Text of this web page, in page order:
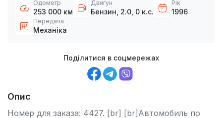
Одометр
253 000 км
Двигун
Бензин, 2.0, 0 к.с.
Рік
1996
Передача
Механіка
Поділитися в соцмережах
Опис
Номер для заказа: 4427. [br] [br]Автомобиль по